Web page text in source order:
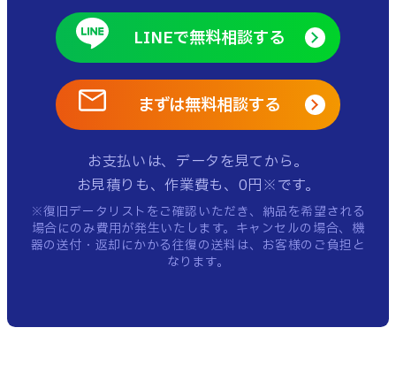
LINEで無料相談する
まずは無料相談する
お支払いは、データを見てから。
お見積りも、作業費も、0円※です。
※復旧データリストをご確認いただき、納品を希望される
場合にのみ費用が発生いたします。 キャンセルの場合、機
器の送付・返却にかかる往復の送料は、お客様のご負担と
なります。